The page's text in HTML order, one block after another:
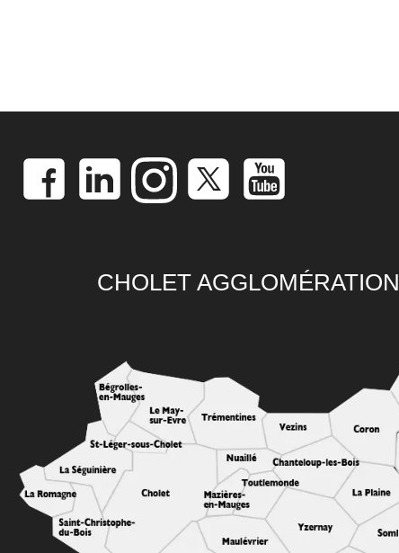
CHOLET AGGLOMÉRATION